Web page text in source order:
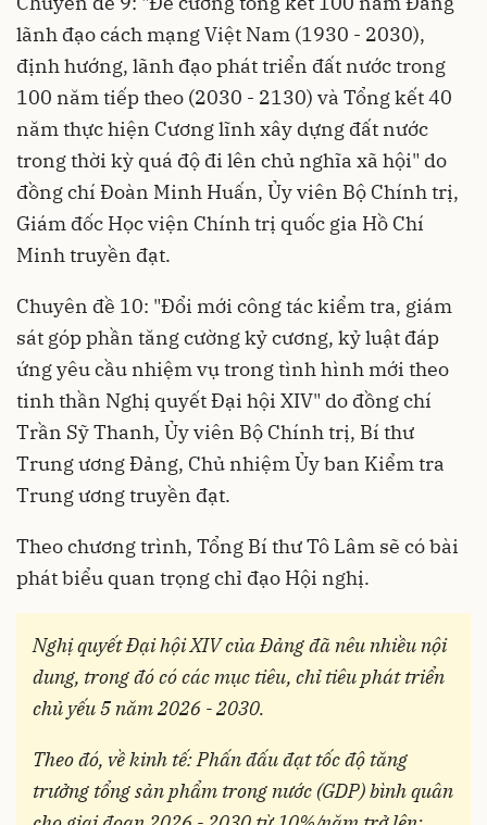
lãnh đạo cách mạng Việt Nam (1930 - 2030),
định hướng, lãnh đạo phát triển đất nước trong
100 năm tiếp theo (2030 - 2130) và Tổng kết 40
năm thực hiện Cương lĩnh xây dựng đất nước
trong thời kỳ quá độ đi lên chủ nghĩa xã hội" do
đồng chí Đoàn Minh Huấn, Ủy viên Bộ Chính trị,
Giám đốc Học viện Chính trị quốc gia Hồ Chí
Minh truyền đạt.
Chuyên đề 10: "Đổi mới công tác kiểm tra, giám
sát góp phần tăng cường kỷ cương, kỷ luật đáp
ứng yêu cầu nhiệm vụ trong tình hình mới theo
tinh thần Nghị quyết Đại hội XIV" do đồng chí
Trần Sỹ Thanh, Ủy viên Bộ Chính trị, Bí thư
Trung ương Đảng, Chủ nhiệm Ủy ban Kiểm tra
Trung ương truyền đạt.
Theo chương trình, Tổng Bí thư Tô Lâm sẽ có bài
phát biểu quan trọng chỉ đạo Hội nghị.
Nghị quyết Đại hội XIV của Đảng đã nêu nhiều nội
dung, trong đó có các mục tiêu, chỉ tiêu phát triển
chủ yếu 5 năm 2026 - 2030.
Theo đó, về kinh tế: Phấn đấu đạt tốc độ tăng
trưởng tổng sản phẩm trong nước (GDP) bình quân